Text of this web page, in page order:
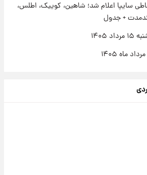
سایپا اعلام شد؛ شاهین، کوییک، اطلس،
+ جدول
۱۴۰۵